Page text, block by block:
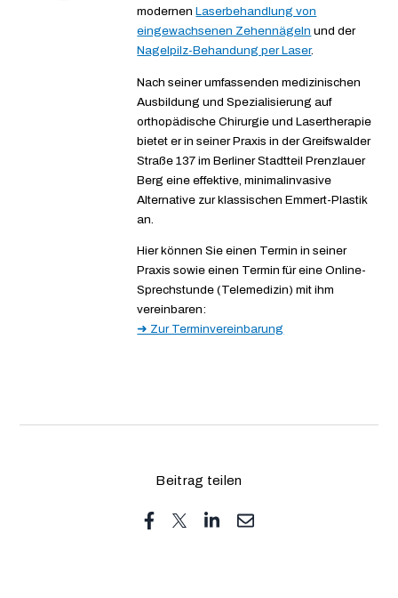
modernenLaserbehandlung von
eingewachsenen Zehennägeln und der
Nagelpilz-Behandung per Laser.
Nach seiner umfassenden medizinischen
Ausbildung und Spezialisierung auf
orthopädische Chirurgie und Lasertherapie
bietet er in seiner Praxis in der Greifswalder
Straße 137 im Berliner Stadtteil Prenzlauer
Berg eine effektive, minimalinvasive
Alternative zur klassischen Emmert-Plastik
an.
Hier können Sie einen Termin in seiner
Praxis sowie einen Termin für eine Online-
Sprechstunde (Telemedizin) mit ihm
vereinbaren:
➜ Zur Terminvereinbarung
Beitrag teilen